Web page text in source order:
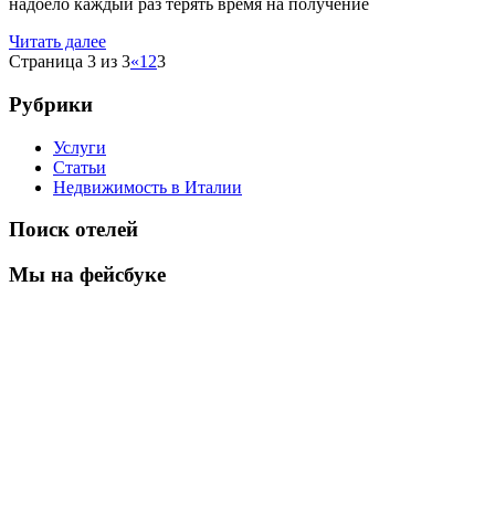
надоело каждый раз терять время на получение
Читать далее
Страница 3 из 3«1 23
Рубрики
Услуги
Статьи
Недвижимость в Италии
Поиск отелей
Мы на фейсбуке